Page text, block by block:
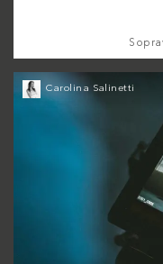
Carolina Salinetti